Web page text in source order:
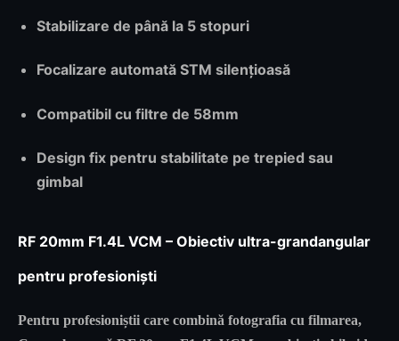
Stabilizare de până la 5 stopuri
Focalizare automată STM silențioasă
Compatibil cu filtre de 58mm
Design fix pentru stabilitate pe trepied sau
gimbal
RF 20mm F1.4L VCM – Obiectiv ultra-grandangular
pentru profesioniști
Pentru profesioniștii care combină fotografia cu filmarea,